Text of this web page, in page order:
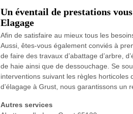
Un éventail de prestations
Elagage
Afin de satisfaire au mieux tous les
Aussi, êtes-vous également conviés à
de faire des travaux d’abattage d’arbre,
de haie ainsi que de dessouchage. Se
interventions suivant les règles horticoles
d’élagage à Grust, nous garantissons un
Autres services